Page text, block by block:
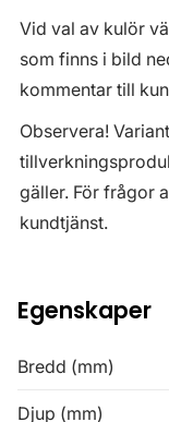
Vid val av kulör
som finns i bild
kommentar till
Observera!
gäller. För frågor
kundtjänst.
Egenskaper
Bredd (mm)
Djup (mm)